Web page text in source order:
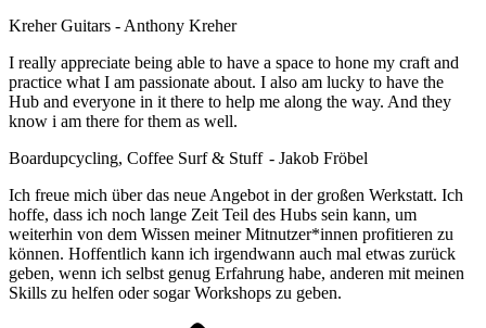
Kreher Guitars - Anthony Kreher
I really appreciate being able to have a space to hone my craft and
practice what I am passionate about. I also am lucky to have the
Hub and everyone in it there to help me along the way. And they
know i am there for them as well.
Boardupcycling, Coffee Surf & Stuff - Jakob Fröbel
Ich freue mich über das neue Angebot in der großen Werkstatt. Ich
hoffe, dass ich noch lange Zeit Teil des Hubs sein kann, um
weiterhin von dem Wissen meiner Mitnutzer*innen profitieren zu
können. Hoffentlich kann ich irgendwann auch mal etwas zurück
geben, wenn ich selbst genug Erfahrung habe, anderen mit meinen
Skills zu helfen oder sogar Workshops zu geben.